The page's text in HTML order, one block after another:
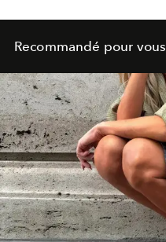
Recommandé pour vous